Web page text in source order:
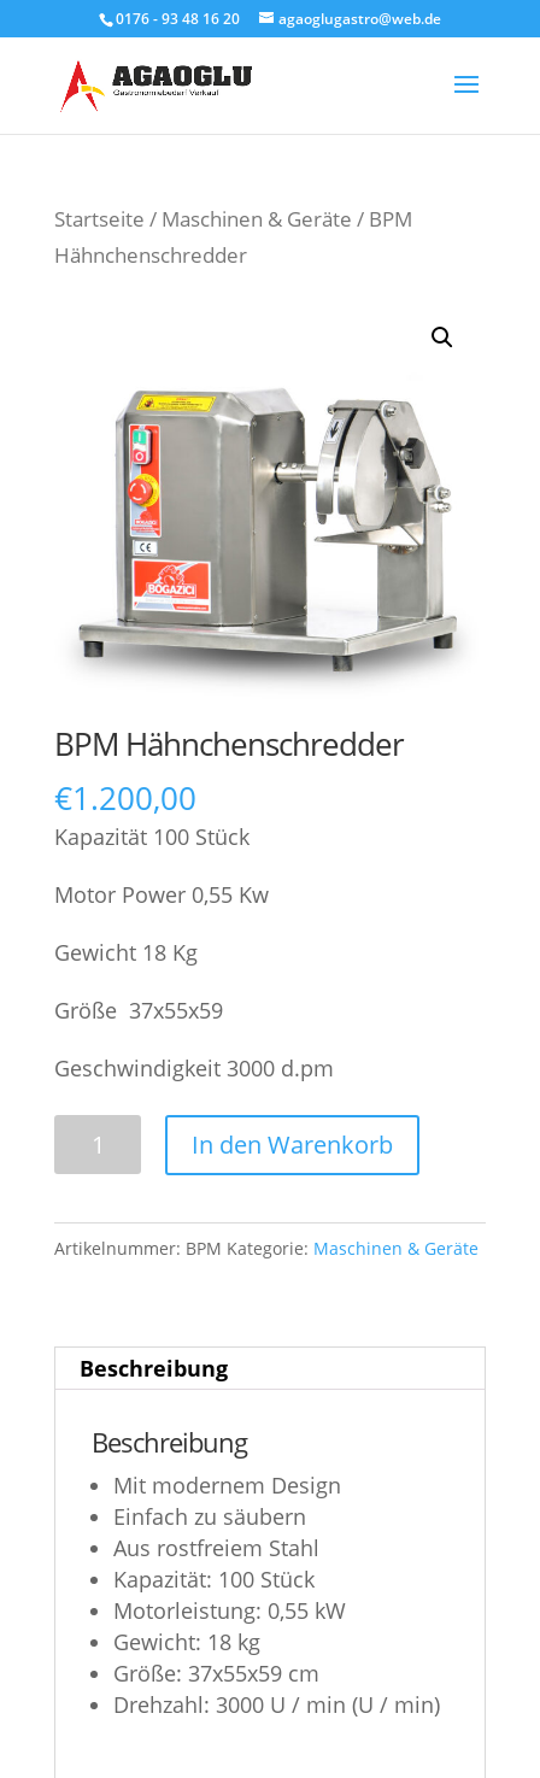
0176 - 93 48 16 20 agaoglugastro@web.de
Startseite / Maschinen & Geräte / BPM
Hähnchenschredder
BPM Hähnchenschredder
€1.200,00
Kapazität 100 Stück
Motor Power 0,55 Kw
Gewicht 18 Kg
Größe 37x55x59
Geschwindigkeit 3000 d.pm
BPM
Hähnchenschredder
In den Warenkorb
Artikelnummer: BPM Kategorie: Maschinen & Geräte
Beschreibung
Beschreibung
Mit modernem Design
Einfach zu säubern
Aus rostfreiem Stahl
Kapazität: 100 Stück
Motorleistung: 0,55 kW
Gewicht: 18 kg
Größe: 37x55x59 cm
Drehzahl: 3000 U / min (U / min)